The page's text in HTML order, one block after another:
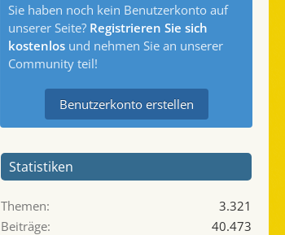
Sie haben noch kein Benutzerkonto auf
unserer Seite? Registrieren Sie sich
kostenlos und nehmen Sie an unserer
Community teil!
Benutzerkonto erstellen
Statistiken
Themen
3.321
Beiträge
40.473